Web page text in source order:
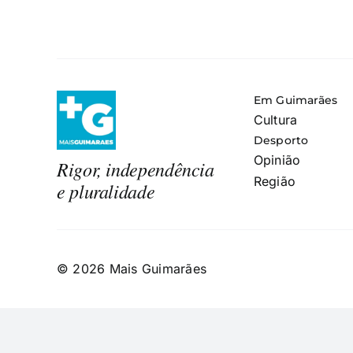
Rigor, independência
e pluralidade
Em Guimarães
Cultura
Desporto
Opinião
Região
© 2026 Mais Guimarães